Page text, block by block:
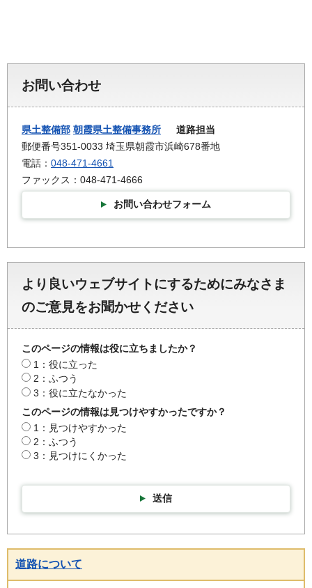
お問い合わせ
県土整備部 朝霞県土整備事務所 道路担当
郵便番号351-0033 埼玉県朝霞市浜崎678番地
電話： 048-471-4661
ファックス：048-471-4666
お問い合わせフォーム
より良いウェブサイトにするためにみなさま
のご意見をお聞かせください
このページの情報は役に立ちましたか？
1：役に立った
2：ふつう
3：役に立たなかった
このページの情報は見つけやすかったですか？
1：見つけやすかった
2：ふつう
3：見つけにくかった
送信
道路について